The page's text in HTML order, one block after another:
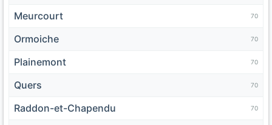
Meurcourt 70
Ormoiche 70
Plainemont 70
Quers 70
Raddon-et-Chapendu 70